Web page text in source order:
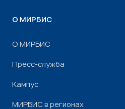
О МИРБИС
О МИРБИС
Пресс-служба
Кампус
МИРБИС в регионах